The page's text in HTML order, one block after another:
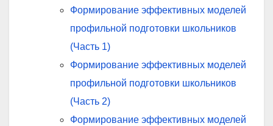
Формирование эффективных моделей
профильной подготовки школьников
(Часть 1)
Формирование эффективных моделей
профильной подготовки школьников
(Часть 2)
Формирование эффективных моделей